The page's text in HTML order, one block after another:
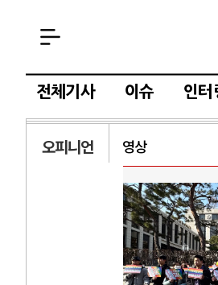
전체기사 이슈 인터
오피니언 영상
AI와 인간
중국 AI, 저가 공세로 글로벌 토큰 시..
AI 국부펀드 구상 놓고 미국 진보진영 ..